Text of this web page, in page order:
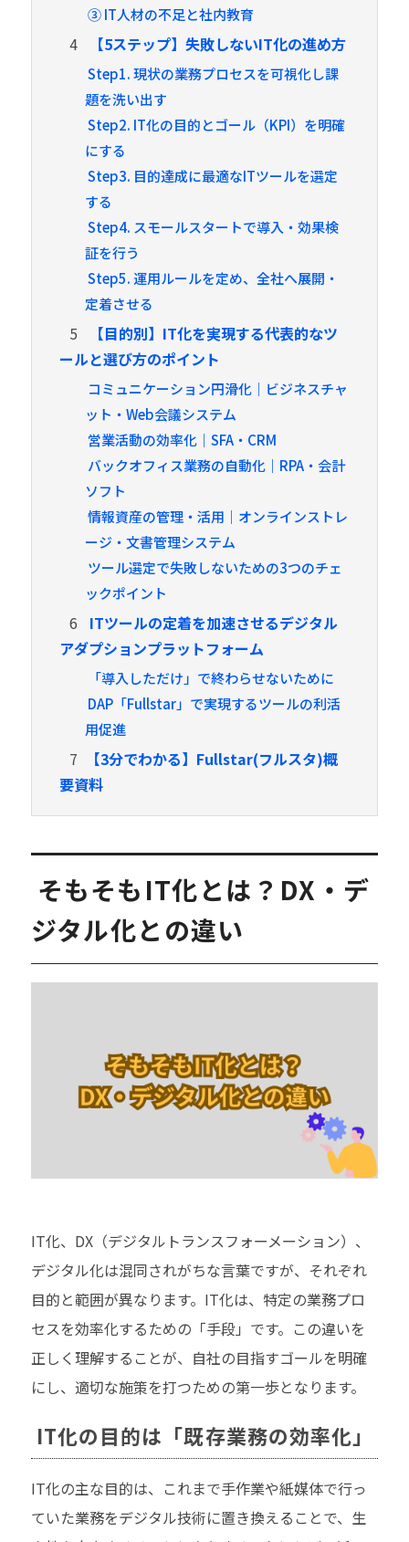
③ IT人材の不足と社内教育
4 【5ステップ】失敗しないIT化の進め方
Step1. 現状の業務プロセスを可視化し課
題を洗い出す
Step2. IT化の目的とゴール（KPI）を明確
にする
Step3. 目的達成に最適なITツールを選定
する
Step4. スモールスタートで導入・効果検
証を行う
Step5. 運用ルールを定め、全社へ展開・
定着させる
5
【目的別】IT化を実現する代表的なツ
ールと選び方のポイント
コミュニケーション円滑化｜ビジネスチャ
ット・Web会議システム
営業活動の効率化｜SFA・CRM
バックオフィス業務の自動化｜RPA・会計
ソフト
情報資産の管理・活用｜オンラインストレ
ージ・文書管理システム
ツール選定で失敗しないための3つのチェ
ックポイント
6
ITツールの定着を加速させるデジタル
アダプションプラットフォーム
「導入しただけ」で終わらせないために
DAP「Fullstar」で実現するツールの利活
用促進
7
【3分でわかる】Fullstar(フルスタ)概
要資料
そもそもIT化とは？DX・デ
ジタル化との違い
IT化、DX（デジタルトランスフォーメーション）、
デジタル化は混同されがちな言葉ですが、それぞれ
目的と範囲が異なります。IT化は、特定の業務プロ
セスを効率化するための「手段」です。この違いを
正しく理解することが、自社の目指すゴールを明確
にし、適切な施策を打つための第一歩となります。
IT化の目的は「既存業務の効率化」
IT化の主な目的は、これまで手作業や紙媒体で行っ
ていた業務をデジタル技術に置き換えることで、生